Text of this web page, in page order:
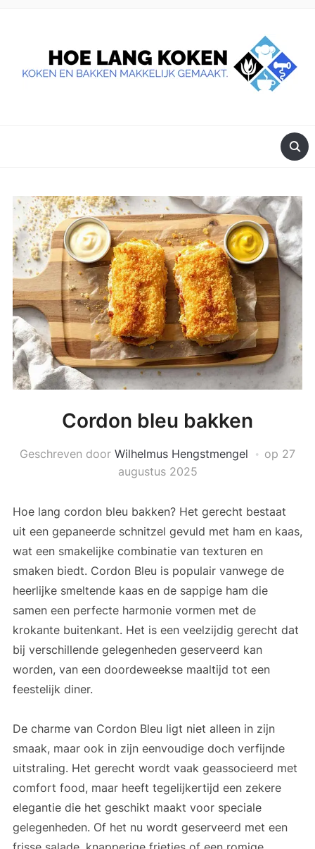
Cordon bleu bakken
Geschreven door Wilhelmus Hengstmengel op 27
augustus 2025
Hoe lang cordon bleu bakken? Het gerecht bestaat
uit een gepaneerde schnitzel gevuld met ham en kaas,
wat een smakelijke combinatie van texturen en
smaken biedt. Cordon Bleu is populair vanwege de
heerlijke smeltende kaas en de sappige ham die
samen een perfecte harmonie vormen met de
krokante buitenkant. Het is een veelzijdig gerecht dat
bij verschillende gelegenheden geserveerd kan
worden, van een doordeweekse maaltijd tot een
feestelijk diner.
De charme van Cordon Bleu ligt niet alleen in zijn
smaak, maar ook in zijn eenvoudige doch verfijnde
uitstraling. Het gerecht wordt vaak geassocieerd met
comfort food, maar heeft tegelijkertijd een zekere
elegantie die het geschikt maakt voor speciale
gelegenheden. Of het nu wordt geserveerd met een